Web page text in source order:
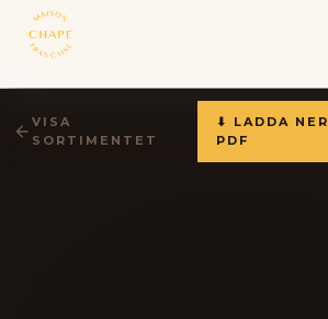
VISA
SORTIMENTET
⬇ LADDA NER
PDF